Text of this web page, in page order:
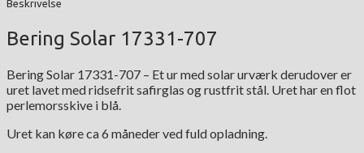
Beskrivelse
Bering Solar 17331-707
Bering Solar 17331-707 – Et ur med solar urværk derudover er
uret lavet med ridsefrit safirglas og rustfrit stål. Uret har en flot
perlemorsskive i blå.
Uret kan køre ca 6 måneder ved fuld opladning.